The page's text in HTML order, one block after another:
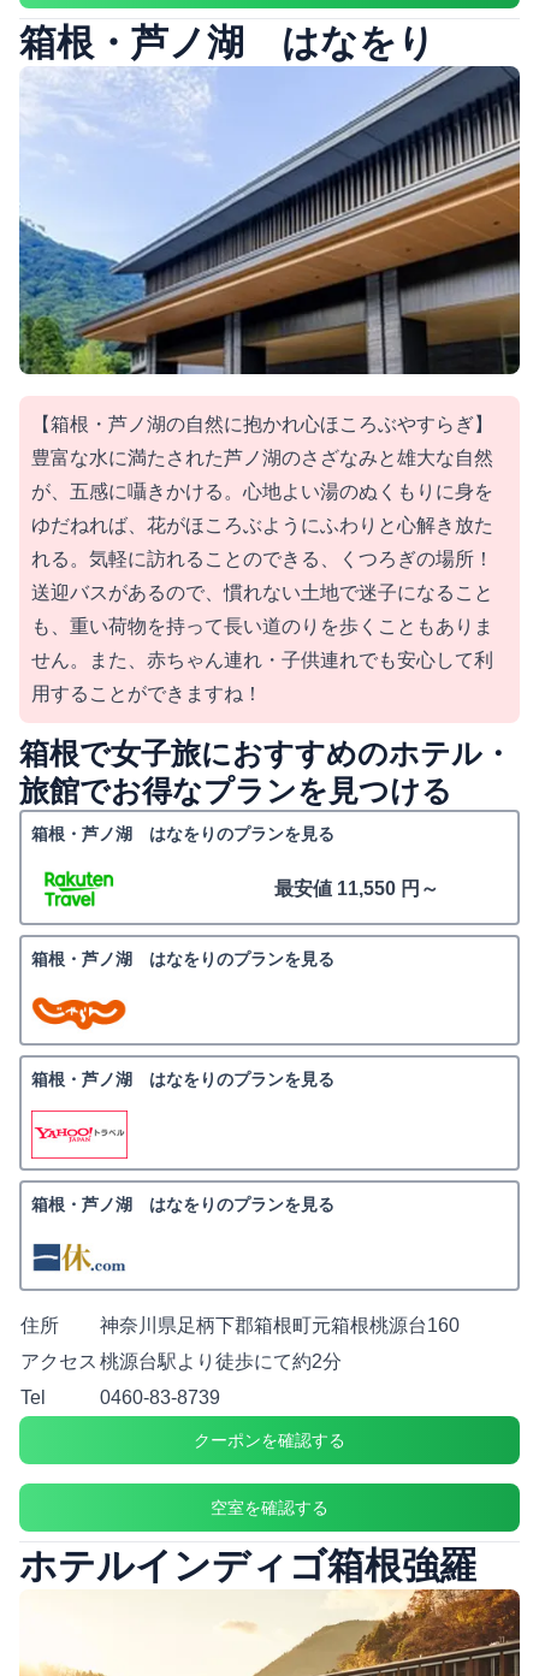
箱根・芦ノ湖 はなをり
【箱根・芦ノ湖の自然に抱かれ心ほころぶやすらぎ】
豊富な水に満たされた芦ノ湖のさざなみと雄大な自然
が、五感に囁きかける。心地よい湯のぬくもりに身を
ゆだねれば、花がほころぶようにふわりと心解き放た
れる。気軽に訪れることのできる、くつろぎの場所！
送迎バスがあるので、慣れない土地で迷子になること
も、重い荷物を持って長い道のりを歩くこともありま
せん。また、赤ちゃん連れ・子供連れでも安心して利
用することができますね！
箱根で女子旅におすすめのホテル・
旅館でお得なプランを見つける
箱根・芦ノ湖 はなをりのプランを見る
最安値 11,550 円～
箱根・芦ノ湖 はなをりのプランを見る
箱根・芦ノ湖 はなをりのプランを見る
箱根・芦ノ湖 はなをりのプランを見る
住所
神奈川県足柄下郡箱根町元箱根桃源台160
アクセス 桃源台駅より徒歩にて約2分
Tel
0460-83-8739
クーポンを確認する
空室を確認する
ホテルインディゴ箱根強羅